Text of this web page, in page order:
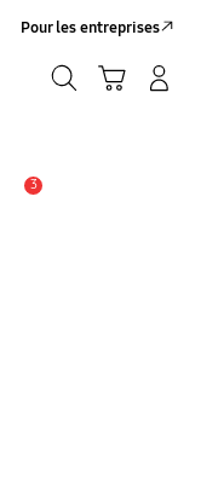
Pour les entreprises
3